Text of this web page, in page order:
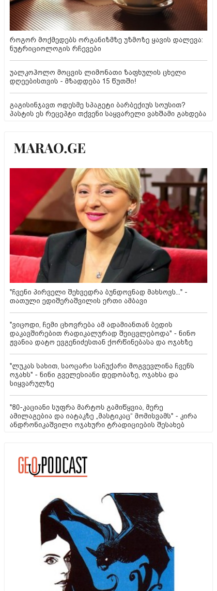
როგორ მოქმედებს ორგანიზმზე უზმოზე ყავის დალევა:
ნუტრიციოლოგის რჩევები
უალკოჰოლო მოცვის ლიმონათი ზაფხულის ცხელი
დღეებისთვის - მზადდება 15 წუთში!
გაგისინჯავთ ოდესმე სპაგეტი ბარბექიუს სოუსით?
პასტის ეს რეცეპტი თქვენი საყვარელი ვახშამი გახდება
"ჩვენი პირველი შეხვედრა ბუნდოვნად მახსოვს..." -
თათული ედიშერაშვილის ერთი ამბავი
"ვიცოდი, ჩემი ცხოვრება ამ ადამიანთან ბედის
დაკავშირებით რადიკალურად შეიცვლებოდა" - ნინო
ჟვანია დატო ევგენიძესთან ქორწინებასა და ოჯახზე
"ლუკას სახით, საოცარი საჩუქარი მოგვევლინა ჩვენს
ოჯახს" - ნინი გველესიანი დედობაზე, ოჯახსა და
სიყვარულზე
"80-კაციანი სუფრა მარტოს გამიწყვია, მერე
ამილაგებია და იატაკზე „მასტიკაც“ მომისვამს" - კირა
ანდრონიკაშვილი ოჯახური ტრადიციების შესახებ